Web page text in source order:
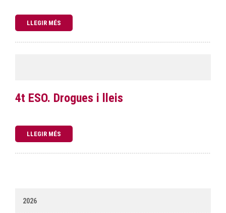
LLEGIR MÉS
4t ESO. Drogues i lleis
LLEGIR MÉS
2026